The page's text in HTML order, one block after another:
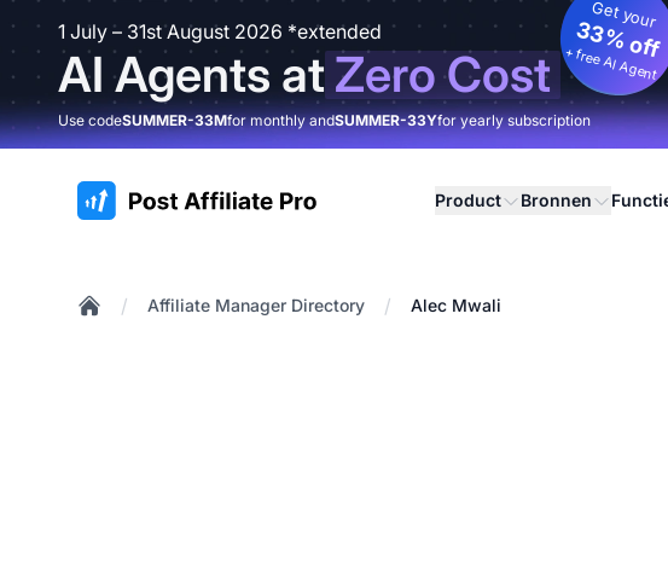
1 July – 31st August 2026 *extended
AI Agents atZero Cost
Get your
33% off
+ free AI Agent
Use codeSUMMER-33Mfor monthly andSUMMER-33Yfor yearly subscription
:site.title Product Bronnen
/ Affiliate Manager Directory / Alec Mwali